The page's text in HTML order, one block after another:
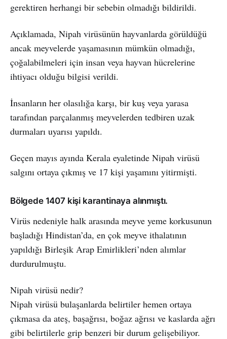
gerektiren herhangi bir sebebin olmadığı bildirildi.
Açıklamada, Nipah virüsünün hayvanlarda görüldüğü
ancak meyvelerde yaşamasının mümkün olmadığı,
çoğalabilmeleri için insan veya hayvan hücrelerine
ihtiyacı olduğu bilgisi verildi.
İnsanların her olasılığa karşı, bir kuş veya yarasa
tarafından parçalanmış meyvelerden tedbiren uzak
durmaları uyarısı yapıldı.
Geçen mayıs ayında Kerala eyaletinde Nipah virüsü
salgını ortaya çıkmış ve 17 kişi yaşamını yitirmişti.
Bölgede 1407 kişi karantinaya alınmıştı.
Virüs nedeniyle halk arasında meyve yeme korkusunun
başladığı Hindistan’da, en çok meyve ithalatının
yapıldığı Birleşik Arap Emirlikleri’nden alımlar
durdurulmuştu.
Nipah virüsü nedir?
Nipah virüsü bulaşanlarda belirtiler hemen ortaya
çıkmasa da ateş, başağrısı, boğaz ağrısı ve kaslarda ağrı
gibi belirtilerle grip benzeri bir durum gelişebiliyor.